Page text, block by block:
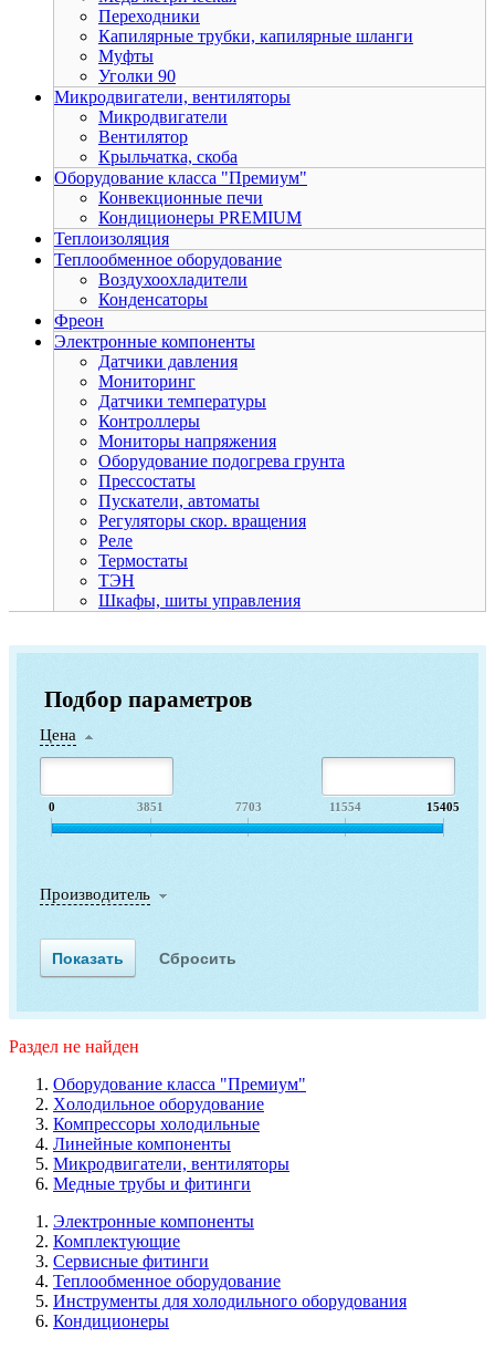
Переходники
Капилярные трубки, капилярные шланги
Муфты
Уголки 90
Микродвигатели, вентиляторы
Микродвигатели
Вентилятор
Крыльчатка, скоба
Оборудование класса "Премиум"
Конвекционные печи
Кондиционеры PREMIUM
Теплоизоляция
Теплообменное оборудование
Воздухоохладители
Конденсаторы
Фреон
Электронные компоненты
Датчики давления
Мониторинг
Датчики температуры
Контроллеры
Мониторы напряжения
Оборудование подогрева грунта
Прессостаты
Пускатели, автоматы
Регуляторы скор. вращения
Реле
Термостаты
ТЭН
Шкафы, шиты управления
Подбор параметров
Цена
0 3851 7703 11554 15405
Производитель
Раздел не найден
Оборудование класса "Премиум"
Xолодильное оборудование
Компрессоры холодильные
Линейные компоненты
Микродвигатели, вентиляторы
Медные трубы и фитинги
Электронные компоненты
Комплектующие
Сервисные фитинги
Теплообменное оборудование
Инструменты для холодильного оборудования
Кондиционеры